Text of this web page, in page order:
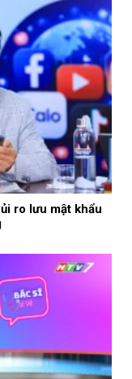
ro lưu mật khẩu